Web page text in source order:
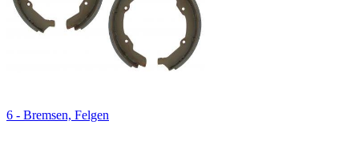
6 - Bremsen, Felgen